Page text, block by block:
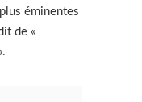
éminentes
de «